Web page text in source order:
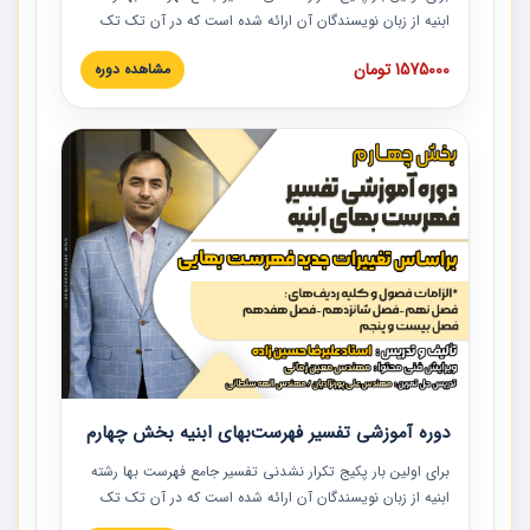
ابنیه از زبان نویسندگان آن ارائه شده است که در آن تک تک
ردیف ها و مطالب فهرست بها تفسیر و ارائه شده است. این
دوره به صورت کامل تصویری بوده و به همراه تصاویر عملیات
دوره با کلام مهندس علیرضاحسین‌زاده مدیر پروژه مهندسی
مشاور در امر بازنگری فهرست بها رشته ابنیه ارائه شده و به تمام
همکارانی که در حوزه صنعت ساخت در حال فعالیت هستند حتما
توصیه می کنیم از مطالب این دوره استفاده نمایند.
1575000 تومان مشاهده دوره
دوره آموزشی تفسیر فهرست‌بهای ابنیه بخش چهارم
برای اولین بار پکیج تکرار نشدنی تفسیر جامع فهرست بها رشته
ابنیه از زبان نویسندگان آن ارائه شده است که در آن تک تک
ردیف ها و مطالب فهرست بها تفسیر و ارائه شده است. این